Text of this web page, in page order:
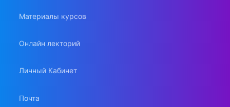
Материалы курсов
Онлайн лекторий
Личный Кабинет
Почта